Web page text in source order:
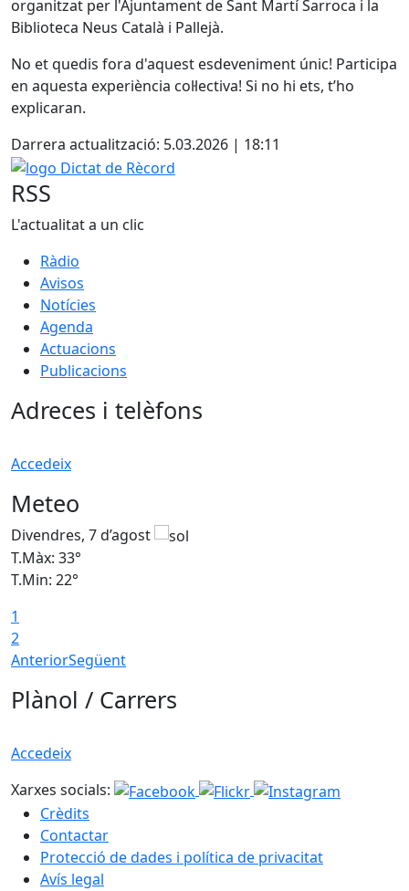
organitzat per l'Ajuntament de Sant Martí Sarroca i la
Biblioteca Neus Català i Pallejà.
No et quedis fora d'aquest esdeveniment únic! Participa
en aquesta experiència col·lectiva! Si no hi ets, t’ho
explicaran.
Darrera actualització: 5.03.2026 | 18:11
logo Dictat de Rècord
RSS
L'actualitat a un clic
Ràdio
Avisos
Notícies
Agenda
Actuacions
Publicacions
Adreces i telèfons
Accedeix
Meteo
Divendres, 7 d’agost
T.Màx: 33°
T.Min: 22°
1
2
AnteriorSegüent
Plànol / Carrers
Accedeix
Xarxes socials:
Crèdits
Contactar
Protecció de dades i política de privacitat
Avís legal